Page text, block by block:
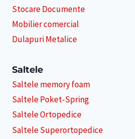
Stocare Documente
Mobilier comercial
Dulapuri Metalice
Saltele
Saltele memory foam
Saltele Poket-Spring
Saltele Ortopedice
Saltele Superortopedice